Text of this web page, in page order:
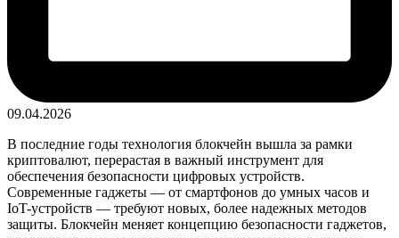
09.04.2026
В последние годы технология блокчейн вышла за рамки
криптовалют, перерастая в важный инструмент для
обеспечения безопасности цифровых устройств.
Современные гаджеты — от смартфонов до умных часов и
IoT-устройств — требуют новых, более надежных методов
защиты. Блокчейн меняет концепцию безопасности гаджетов,